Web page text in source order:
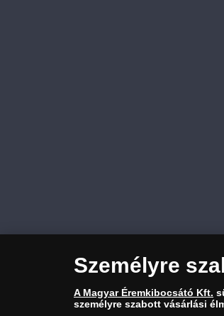
Személyre
A Magyar Éremkibocsátó Kft.
személyre szabott vásárlási